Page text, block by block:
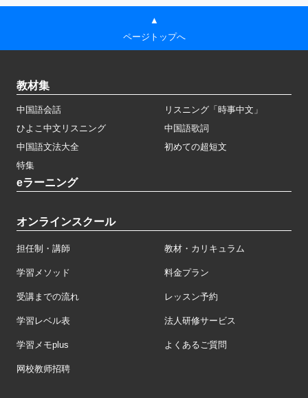
▲
ページトップへ
教材集
中国語会話
リスニング「時事中文」
ひよこ中文リスニング
中国語歌詞
中国語文法大全
初めての超短文
特集
eラーニング
オンラインスクール
担任制・講師 教材・カリキュラム
学習メソッド 料金プラン
受講までの流れ レッスン予約
学習レベル表 法人研修サービス
学習メモplus よくあるご質問
网校教师招聘